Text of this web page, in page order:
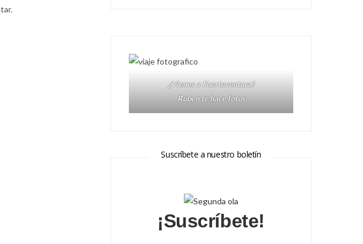
¿Vienes a Fuerteventura?
Ruben te hace fotos
Suscríbete a nuestro boletín
¡Suscríbete!